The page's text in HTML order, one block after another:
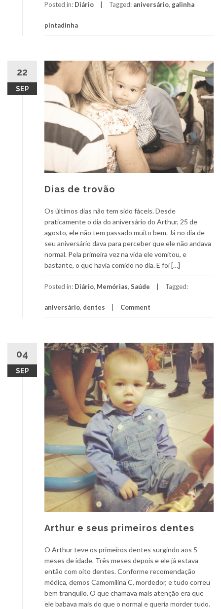
Posted in: Diário Tagged: aniversário, galinha
pintadinha
22
SEP
Dias de trovão
Os últimos dias não tem sido fáceis. Desde
praticamente o dia do aniversário do Arthur, 25 de
agosto, ele não tem passado muito bem. Já no dia de
seu aniversário dava para perceber que ele não andava
normal. Pela primeira vez na vida ele vomitou, e
bastante, o que havia comido no dia. E foi […]
Posted in: Diário, Memórias, Saúde Tagged:
aniversário, dentes Comment
04
SEP
Arthur e seus primeiros dentes
O Arthur teve os primeiros dentes surgindo aos 5
meses de idade. Três meses depois e ele já estava
então com oito dentes. Conforme recomendação
médica, demos Camomilina C, mordedor, e tudo correu
bem tranquilo. O que chamava mais atenção era que
ele babava mais do que o normal e queria morder tudo.